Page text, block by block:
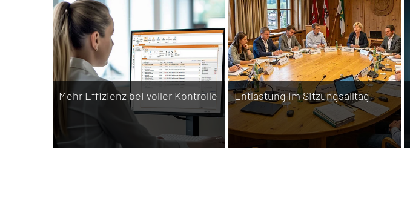
Mehr Effizienz bei voller Kontrolle Entlastung im Sitzungsalltag